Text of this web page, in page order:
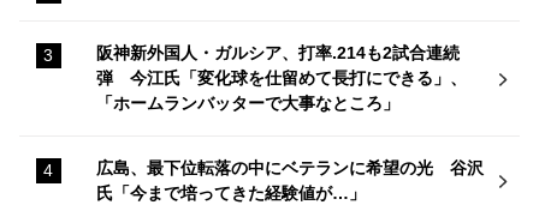
阪神新外国人・ガルシア、打率.214も2試合連続
弾 今江氏「変化球を仕留めて長打にできる」、
「ホームランバッターで大事なところ」
広島、最下位転落の中にベテランに希望の光 谷沢
氏「今まで培ってきた経験値が…」